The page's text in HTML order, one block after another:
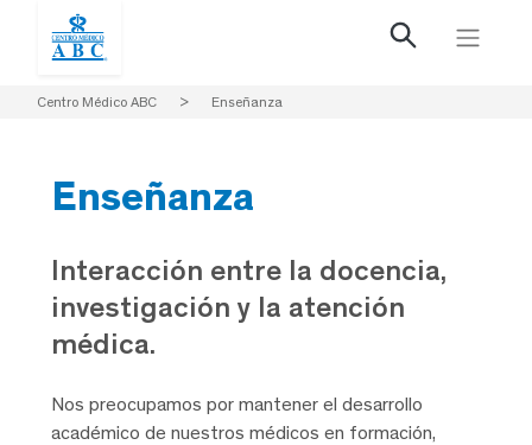
Centro Médico ABC > Enseñanza
Enseñanza
Interacción entre la docencia,
investigación y la atención
médica.
Nos preocupamos por mantener el desarrollo
académico de nuestros médicos en formación,